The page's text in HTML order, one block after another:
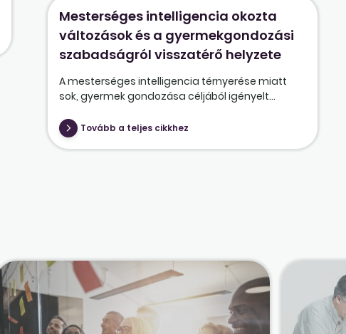
Mesterséges intelligencia okozta
változások és a gyermekgondozási
szabadságról visszatérő helyzete
A mesterséges intelligencia térnyerése miatt
sok, gyermek gondozása céljából igényelt...
Tovább a teljes cikkhez